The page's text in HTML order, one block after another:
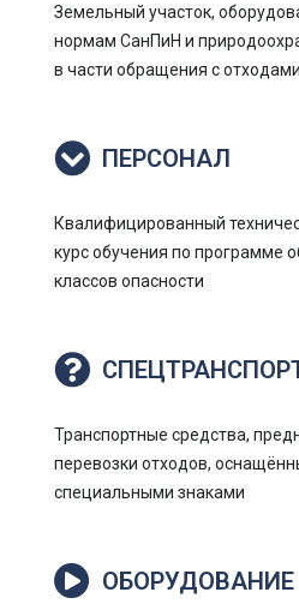
Земельный участок,
нормам СанПиН и
в части обращения с отходами
ПЕРСОНАЛ
Квалифицированный
курс обучения по программе
классов опасности
Транспортные средства,
перевозки отходов,
специальными знаками
ОБОРУДОВАНИЕ